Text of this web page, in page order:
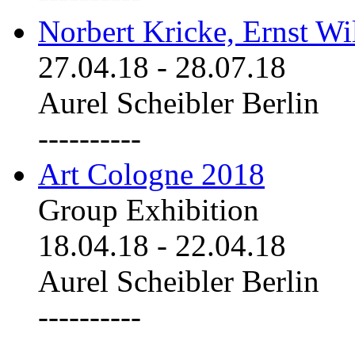
Norbert Kricke, Ernst
27.04.18 - 28.07.18
Aurel Scheibler Berlin
----------
Art Cologne 2018
Group Exhibition
18.04.18 - 22.04.18
Aurel Scheibler Berlin
----------